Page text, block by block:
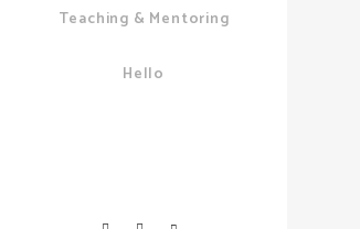
Teaching & Mentoring
Hello